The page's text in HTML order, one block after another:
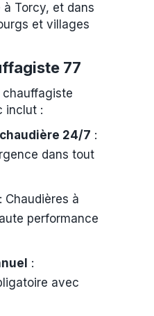
Torcy, et dans
et villages
77
chauffagiste
inclut :
24/7 :
dans tout
: Chaudières à
performance
:
avec